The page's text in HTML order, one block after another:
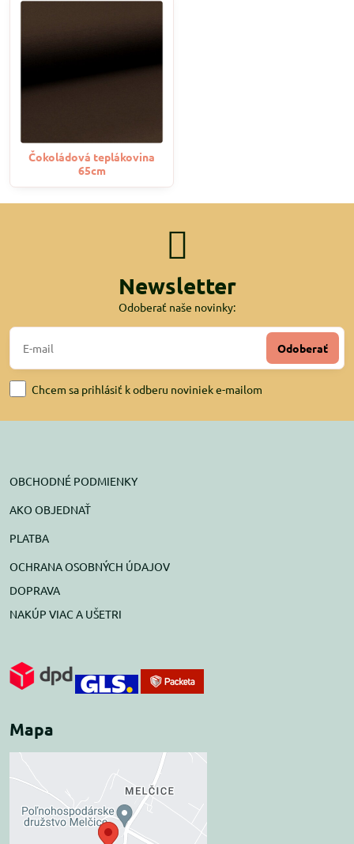
Čokoládová teplákovina
65cm
Newsletter
Odoberať naše novinky:
Odoberať
Chcem sa prihlásiť k odberu noviniek e-mailom
OBCHODNÉ PODMIENKY
AKO OBJEDNAŤ
PLATBA
OCHRANA OSOBNÝCH ÚDAJOV
DOPRAVA
NAKÚP VIAC A UŠETRI
Mapa
Externý obsah je
blokovaný Voľbami
súkromia